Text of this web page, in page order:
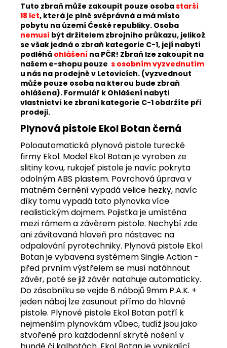
Tuto zbraň může zakoupit pouze osobastarší
18 let, která je plně svéprávná a má místo
pobytu na území České republiky. Osoba
nemusí být držitelem zbrojního průkazu, jelikož
se však jedná o zbraň kategorie C-1, její nabytí
podléhá ohlášení na PČR! Zbraň lze zakoupit na
našem e-shopu pouze s osobním vyzvednutím
u nás na prodejně v Letovicích. (vyzvednout
může pouze osoba na kterou bude zbraň
ohlášena). Formulář k Ohlášení nabytí
vlastnictví ke zbrani kategorie C-1 obdržíte při
prodeji.
Plynová pistole Ekol Botan černá
Poloautomatická plynová pistole turecké
firmy Ekol. Model Ekol Botan je vyroben ze
slitiny kovu, rukojeť pistole je navíc pokryta
odolným ABS plastem. Povrchová úprava v
matném černění vypadá velice hezky, navíc
díky tomu vypadá tato plynovka více
realistickým dojmem. Pojistka je umístěna
mezi rámem a závěrem pistole. Nechybí zde
ani závitovaná hlaveň pro nástavec na
odpalování pyrotechniky. Plynová pistole Ekol
Botan je vybavena systémem Single Action -
před prvním výstřelem se musí natáhnout
závěr, poté se již závěr natahuje automaticky.
Do zásobníku se vejde 6 nábojů 9mm P.A.K. +
jeden náboj lze zasunout přímo do hlavně
pistole. Plynové pistole Ekol Botan patří k
nejmenším plynovkám vůbec, tudíž jsou jako
stvořené pro každodenní skryté nošení v
SAKO
S20
HUNTER
CAL.
30-
SPRG,
HLAVEŇ
20",
TST,
MT/ZÁVIT
ÚSTÍ
5/8-
24/
45
990
Kč